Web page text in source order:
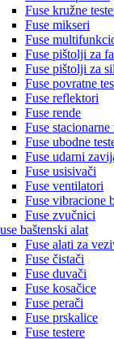
Fuse kružne
Fuse mikseri
Fuse
Fuse pištolji za
Fuse pištolji za
Fuse povratne
Fuse reflektori
Fuse rende
Fuse stacionarne
Fuse ubodne
Fuse udarni
Fuse usisivači
Fuse ventilatori
Fuse vibracione
Fuse zvučnici
baštenski alat
Fuse alati za
Fuse čistači
Fuse duvači
Fuse kosačice
Fuse perači
Fuse prskalice
Fuse testere